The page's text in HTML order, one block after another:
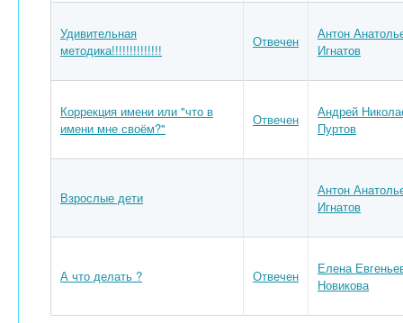
Удивительная
методика!!!!!!!!!!!!!!
Отвечен
Антон
Игнатов
Коррекция имени или "что в
имени мне своём?"
Отвечен
Андрей
Пуртов
Взрослые дети
Антон
Игнатов
А что делать ? Отвечен
Елена
Новикова